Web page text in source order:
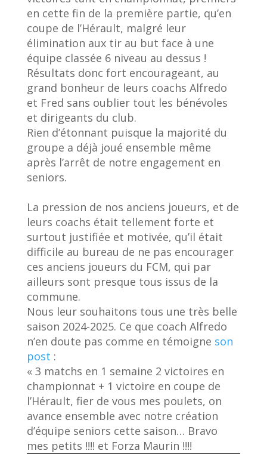
en cette fin de la première partie, qu’en
coupe de l’Hérault, malgré leur
élimination aux tir au but face à une
équipe classée 6 niveau au dessus !
Résultats donc fort encourageant, au
grand bonheur de leurs coachs Alfredo
et Fred sans oublier tout les bénévoles
et dirigeants du club.
Rien d’étonnant puisque la majorité du
groupe a déjà joué ensemble même
après l’arrêt de notre engagement en
seniors.
La pression de nos anciens joueurs, et de
leurs coachs était tellement forte et
surtout justifiée et motivée, qu’il était
difficile au bureau de ne pas encourager
ces anciens joueurs du FCM, qui par
ailleurs sont presque tous issus de la
commune.
Nous leur souhaitons tous une très belle
saison 2024-2025. Ce que coach Alfredo
n’en doute pas comme en témoigne son
post :
« 3 matchs en 1 semaine 2 victoires en
championnat + 1 victoire en coupe de
l’Hérault, fier de vous mes poulets, on
avance ensemble avec notre création
d’équipe seniors cette saison… Bravo
mes petits !!!! et Forza Maurin !!!!